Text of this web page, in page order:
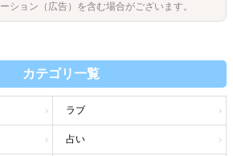
ション（広告）を含む場合がございます。
カテゴリ一覧
ラブ
占い